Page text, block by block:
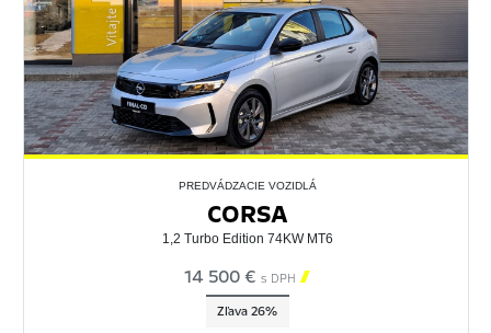
PREDVÁDZACIE VOZIDLÁ
CORSA
1,2 Turbo Edition 74KW MT6
14 500 €s DPH 
Zľava 26%